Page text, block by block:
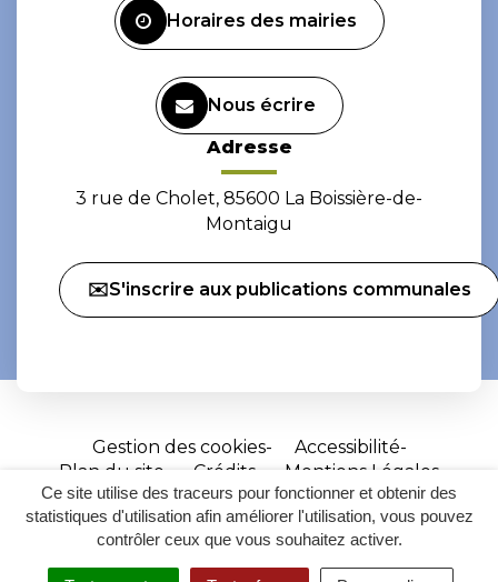
Ce site utilise des traceurs pour fonctionner et obtenir des
statistiques d'utilisation afin améliorer l'utilisation, vous pouvez
contrôler ceux que vous souhaitez activer.
Horaires des mairies
Nous écrire
Adresse
3 rue de Cholet, 85600 La Boissière-de-
Montaigu
✉️S'inscrire aux publications communales
Gestion des cookies
Accessibilité
Plan du site
Crédits
Mentions Légales
Site
réalisé
par